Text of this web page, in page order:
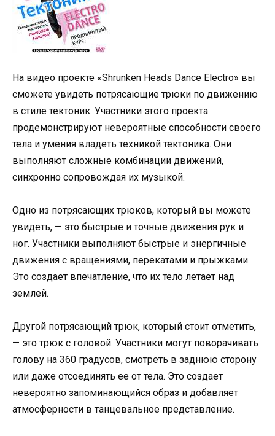
На видео проекте «Shrunken Heads Dance Electro» вы
сможете увидеть потрясающие трюки по движению
в стиле тектоник. Участники этого проекта
продемонстрируют невероятные способности своего
тела и умения владеть техникой тектоника. Они
выполняют сложные комбинации движений,
синхронно сопровождая их музыкой.
Одно из потрясающих трюков, который вы можете
увидеть, — это быстрые и точные движения рук и
ног. Участники выполняют быстрые и энергичные
движения с вращениями, перекатами и прыжками.
Это создает впечатление, что их тело летает над
землей.
Другой потрясающий трюк, который стоит отметить,
— это трюк с головой. Участники могут поворачивать
голову на 360 градусов, смотреть в заднюю сторону
или даже отсоединять ее от тела. Это создает
невероятно запоминающийся образ и добавляет
атмосферности в танцевальное представление.